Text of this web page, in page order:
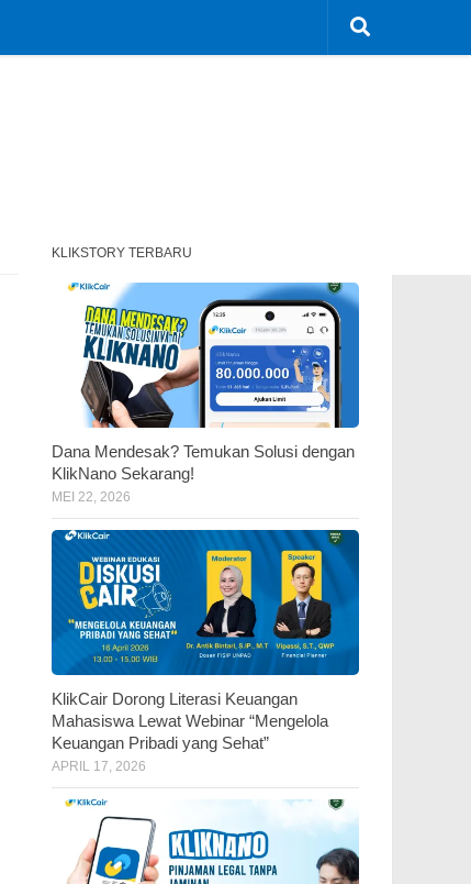
KLIKSTORY TERBARU
Dana Mendesak? Temukan Solusi dengan
KlikNano Sekarang!
MEI 22, 2026
KlikCair Dorong Literasi Keuangan
Mahasiswa Lewat Webinar “Mengelola
Keuangan Pribadi yang Sehat”
APRIL 17, 2026